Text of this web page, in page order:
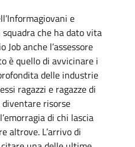
e
che ha dato vita
Job anche l’assessore
è quello di avvicinare i
delle industrie
ragazzi e ragazze di
risorse
di chi lascia
altrove. L’arrivo di